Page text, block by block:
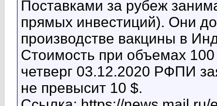
Поставками за рубеж
прямых инвестиций). Они
производстве вакцины в
Стоимость при объемах
четверг 03.12.2020 РФПИ
не превысит 10 $.